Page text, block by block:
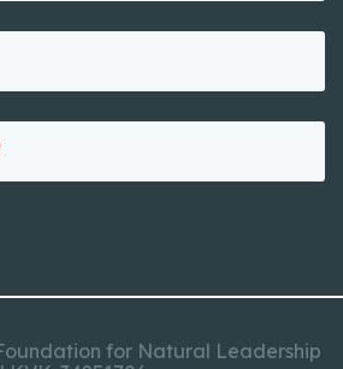
for Natural Leadership